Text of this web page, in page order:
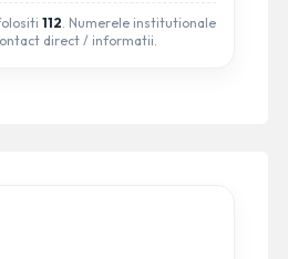
112. Numerele institutionale
direct / informatii.